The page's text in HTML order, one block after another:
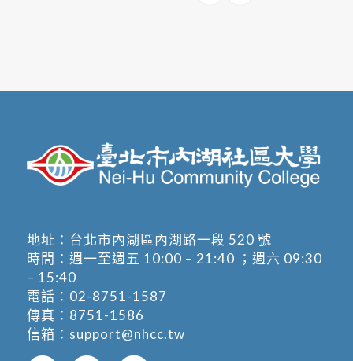
地址： 台北市內湖區內湖路一段 520 號
時間：週一至週五 10:00 – 21:40 ；週六 09:30
– 15:40
電話： 02-8751-1587
傳真：8751-1586
信箱： support@nhcc.tw